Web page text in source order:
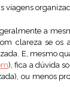
viagens
a
clareza se os
E, mesmo
), fica a dúvida
ou menos